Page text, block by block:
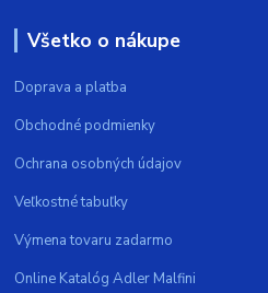
Všetko o nákupe
Doprava a platba
Obchodné podmienky
Ochrana osobných údajov
Veľkostné tabuľky
Výmena tovaru zadarmo
Online Katalóg Adler Malfini